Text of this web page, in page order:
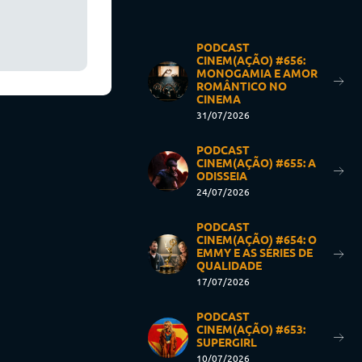
PODCAST
CINEM(AÇÃO) #656:
MONOGAMIA E AMOR
ROMÂNTICO NO
CINEMA
31/07/2026
PODCAST
CINEM(AÇÃO) #655: A
ODISSEIA
24/07/2026
PODCAST
CINEM(AÇÃO) #654: O
EMMY E AS SÉRIES DE
QUALIDADE
17/07/2026
PODCAST
CINEM(AÇÃO) #653:
SUPERGIRL
10/07/2026